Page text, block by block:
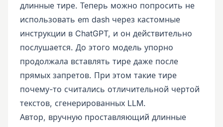
длинные тире. Теперь можно попросить не
использовать em dash через кастомные
инструкции в ChatGPT, и он действительно
послушается. До этого модель упорно
продолжала вставлять тире даже после
прямых запретов. При этом такие тире
почему-то считались отличительной чертой
текстов, сгенерированных LLM.
Автор, вручную проставляющий длинные